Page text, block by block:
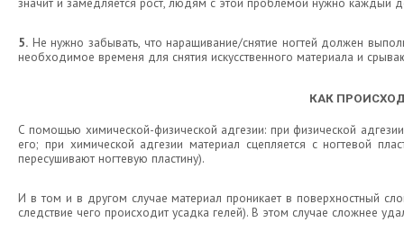
5. Не нужно забывать, что наращивание/снятие ногтей должен
необходимое временя для снятия искусственного материала и
КАК
С помощью химической-физической адгезии: при физической
его; при химической адгезии материал сцепляется с ногтевой
пересушивают ногтевую пластину).
И в том и в другом случае материал проникает в поверхностный
следствие чего происходит усадка гелей). В этом случае сложнее